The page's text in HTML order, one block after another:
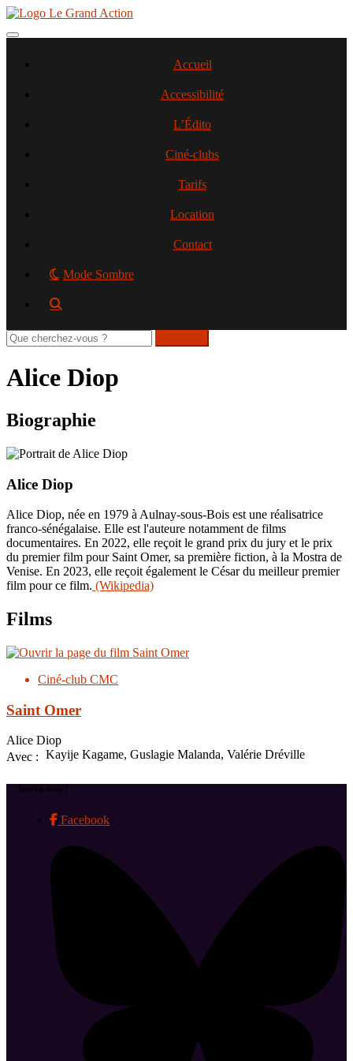
Aller
contenu
Toggle navigation
Accueil
Accessibilité
L’Édito
Ciné-clubs
Tarifs
Location
Contact
Mode Sombre
Rechercher
sur
site
Alice Diop
Biographie
Alice Diop
Alice Diop, née en 1979 à Aulnay-sous-Bois est une réalisatrice
franco-sénégalaise. Elle est l'auteure notamment de films
documentaires. En 2022, elle reçoit le grand prix du jury et le prix
du premier film pour Saint Omer, sa première fiction, à la Mostra de
Venise. En 2023, elle reçoit également le César du meilleur premier
film pour ce film. (Wikipedia)
Films
Ciné-club CMC
Saint Omer
Alice Diop
Avec : Kayije Kagame, Guslagie Malanda, Valérie Dréville
Suivez-nous !
Facebook